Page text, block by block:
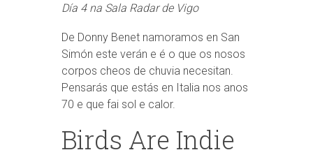
Día 4 na Sala Radar de Vigo
De Donny Benet namoramos en San
Simón este verán e é o que os nosos
corpos cheos de chuvia necesitan.
Pensarás que estás en Italia nos anos
70 e que fai sol e calor.
Birds Are Indie